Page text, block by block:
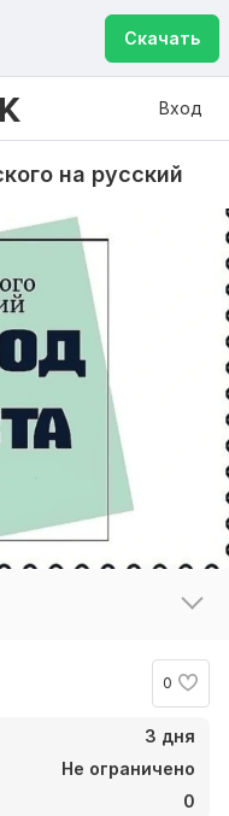
Скачать
Вход
на русский
0
3 дня
Не ограничено
0